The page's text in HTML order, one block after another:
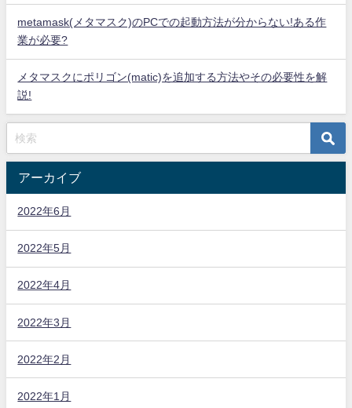
metamask(メタマスク)のPCでの起動方法が分からない!ある作
業が必要?
メタマスクにポリゴン(matic)を追加する方法やその必要性を解
説!
アーカイブ
2022年6月
2022年5月
2022年4月
2022年3月
2022年2月
2022年1月